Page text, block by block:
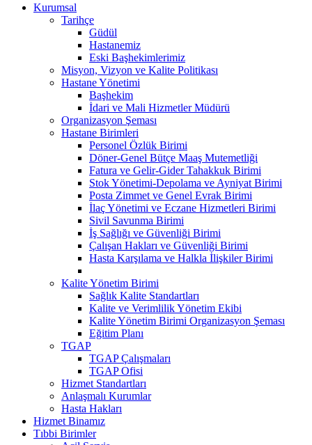
Kurumsal
Tarihçe
Güdül
Hastanemiz
Eski Başhekimlerimiz
Misyon, Vizyon ve Kalite Politikası
Hastane Yönetimi
Başhekim
İdari ve Mali Hizmetler Müdürü
Organizasyon Şeması
Hastane Birimleri
Personel Özlük Birimi
Döner-Genel Bütçe Maaş Mutemetliği
Fatura ve Gelir-Gider Tahakkuk Birimi
Stok Yönetimi-Depolama ve Ayniyat Birimi
Posta Zimmet ve Genel Evrak Birimi
İlaç Yönetimi ve Eczane Hizmetleri Birimi
Sivil Savunma Birimi
İş Sağlığı ve Güvenliği Birimi
Çalışan Hakları ve Güvenliği Birimi
Hasta Karşılama ve Halkla İlişkiler Birimi
Kalite Yönetim Birimi
Sağlık Kalite Standartları
Kalite ve Verimlilik Yönetim Ekibi
Kalite Yönetim Birimi Organizasyon Şeması
Eğitim Planı
TGAP
TGAP Çalışmaları
TGAP Ofisi
Hizmet Standartları
Anlaşmalı Kurumlar
Hasta Hakları
Hizmet Binamız
Tıbbi Birimler